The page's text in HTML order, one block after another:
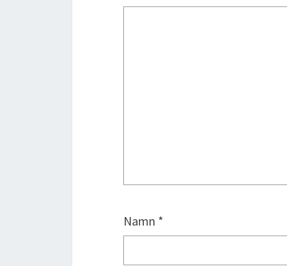
Namn *